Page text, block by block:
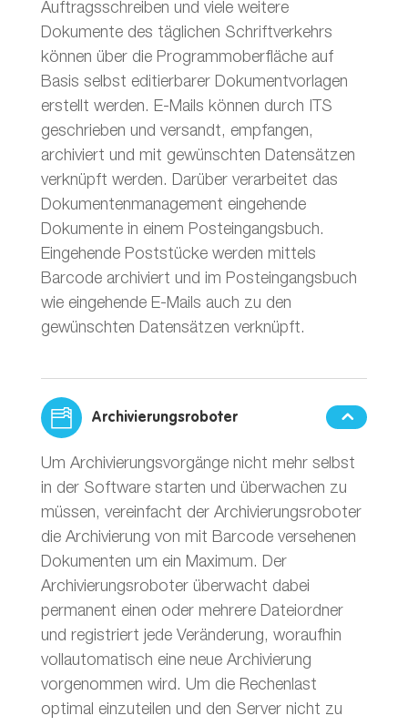
Auftragsschreiben und viele weitere
Dokumente des täglichen Schriftverkehrs
können über die Programmoberfläche auf
Basis selbst editierbarer Dokumentvorlagen
erstellt werden. E-Mails können durch ITS
geschrieben und versandt, empfangen,
archiviert und mit gewünschten Datensätzen
verknüpft werden. Darüber verarbeitet das
Dokumentenmanagement eingehende
Dokumente in einem Posteingangsbuch.
Eingehende Poststücke werden mittels
Barcode archiviert und im Posteingangsbuch
wie eingehende E-Mails auch zu den
gewünschten Datensätzen verknüpft.
Archivierungsroboter
Um Archivierungsvorgänge nicht mehr selbst
in der Software starten und überwachen zu
müssen, vereinfacht der Archivierungsroboter
die Archivierung von mit Barcode versehenen
Dokumenten um ein Maximum. Der
Archivierungsroboter überwacht dabei
permanent einen oder mehrere Dateiordner
und registriert jede Veränderung, woraufhin
vollautomatisch eine neue Archivierung
vorgenommen wird. Um die Rechenlast
optimal einzuteilen und den Server nicht zu